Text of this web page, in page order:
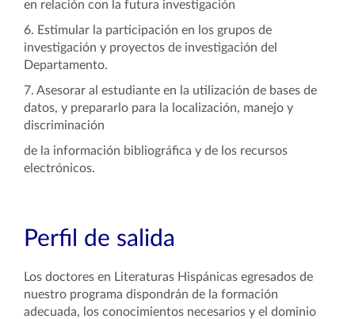
en relación con la futura investigación
6. Estimular la participación en los grupos de
investigación y proyectos de investigación del
Departamento.
7. Asesorar al estudiante en la utilización de bases de
datos, y prepararlo para la localización, manejo y
discriminación
de la información bibliográfica y de los recursos
electrónicos.
Perfil de salida
Los doctores en Literaturas Hispánicas egresados de
nuestro programa dispondrán de la formación
adecuada, los conocimientos necesarios y el dominio